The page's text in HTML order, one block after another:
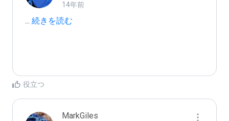
14年前
... 続きを読む
役立つ
MarkGiles